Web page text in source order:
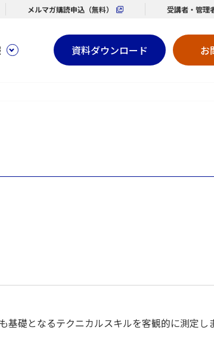
メルマガ購読申込（無料） 受講者・管理
資料ダウンロード お
礎となるテクニカルスキルを客観的に測定し